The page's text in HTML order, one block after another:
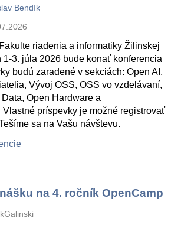
Bendík
riadenia a informatiky Žilinskej
1-3. júla 2026 bude konať konferencia
budú zaradené v sekciách: Open AI,
Vývoj OSS, OSS vo vzdelávaní,
Open Hardware a
príspevky je možné registrovať
sa na Vašu návštevu.
na 4. ročník OpenCamp